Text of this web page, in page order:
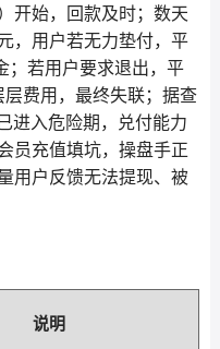
开始，回款及时；数天
，用户若无力垫付，平
；若用户要求退出，平
层费用，最终失联；据查
进入危险期，兑付能力
员充值填坑，操盘手正
用户反馈无法提现、被
说明